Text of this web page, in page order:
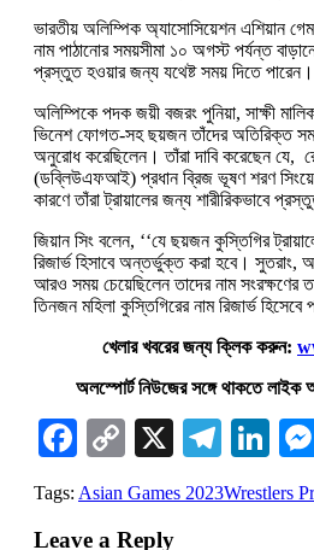
ভারতীয় অলিম্পিক অ্যাসোসিয়েশন এশিয়ান
নাম পাঠানোর সময়সীমা ১০ অগস্ট পর্যন্ত
প্রস্তুত হওয়ার জন্য যথেষ্ট সময় দিতে পারেন।
অলিম্পিকে পদক জয়ী বজরং পুনিয়া, সাক্ষী
ভিনেশ ফোগত-সহ ছয়জন তাঁদের অতিরিক্ত
অনুরোধ করেছিলেন। তাঁরা দাবি করেছেন যে,
(ডব্লিউএফআই) প্রধান ব্রিজ ভূষণ শরণ সিংয়ের
কারণে তাঁরা ট্রায়ালের জন্য শারীরিকভাবে
জিয়ান সিং বলেন, ‘‘যে ছয়জন কুস্তিগির
রিজার্ভ হিসাবে অন্তর্ভুক্ত করা হবে। সুতরাং,
আরও সময় চেয়েছিলেন তাদের নাম সংরক্ষণের
তিনজন মহিলা কুস্তিগিরের নাম রিজার্ভ হিসেবে
খেলার খবরের জন্য ক্লিক করুন:
অলস্পোর্ট নিউজের সঙ্গে থাকতে
Facebook
Copy
Link
X
Tags: Asian Games 2023Wrestlers
Leave a Reply